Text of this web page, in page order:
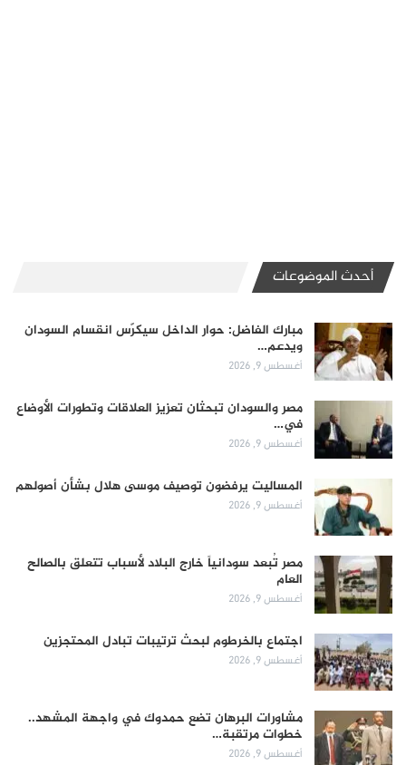
أحدث الموضوعات
مبارك الفاضل: حوار الداخل سيكرّس انقسام السودان
ويدعم…
أغسطس 9, 2026
مصر والسودان تبحثان تعزيز العلاقات وتطورات الأوضاع
في…
أغسطس 9, 2026
المساليت يرفضون توصيف موسى هلال بشأن أصولهم
أغسطس 9, 2026
مصر تُبعد سودانياً خارج البلاد لأسباب تتعلق بالصالح
العام
أغسطس 9, 2026
اجتماع بالخرطوم لبحث ترتيبات تبادل المحتجزين
أغسطس 9, 2026
مشاورات البرهان تضع حمدوك في واجهة المشهد..
خطوات مرتقبة…
أغسطس 9, 2026